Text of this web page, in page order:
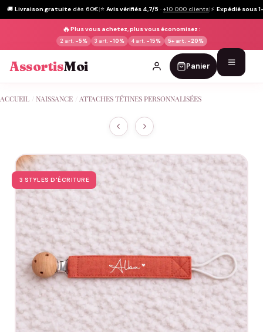
🚚 Livraison gratuite dès 60€|⭐ Avis vérifiés 4,7/5 · +10 000 clients|⚡ Expédié sous
🔥Plus vous achetez, plus vous économisez :
2 art. -5% 3 art. -10% 4 art. -15% 5+ art. -20%
AssortisMoi Panier
au
ACCUEIL NAISSANCE ATTACHES TÉTINES PERSONNALISÉES
3 STYLES D'ÉCRITURE